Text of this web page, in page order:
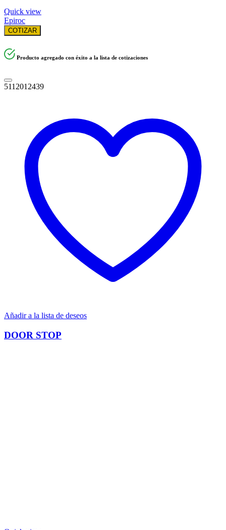
Quick view
Epiroc
COTIZAR
Producto agregado con éxito a la lista de cotizaciones
5112012439
Añadir a la lista de deseos
DOOR STOP